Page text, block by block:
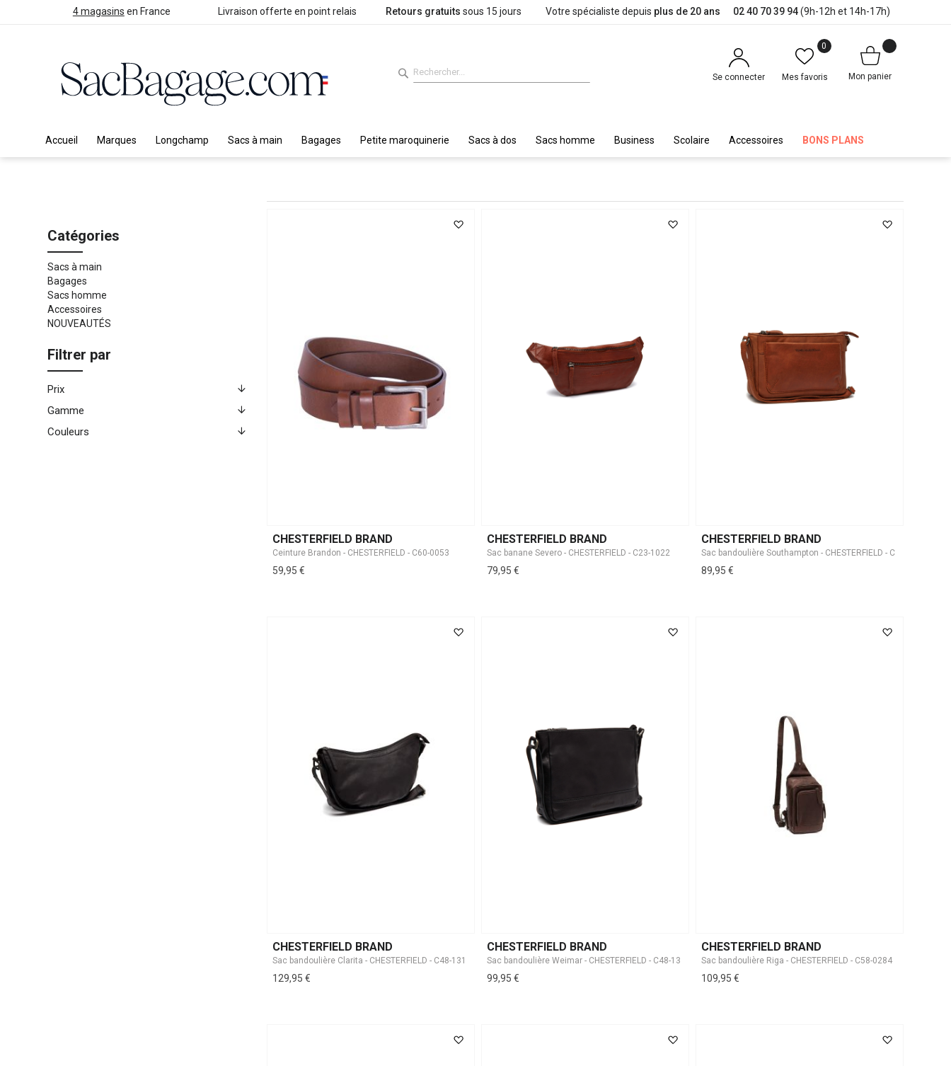
4 magasins en France Livraison offerte en point relais Retours gratuits sous 15 jours Votre spécialiste depuis plus de 20 ans 02 40 70 39 94(9h-12h et 14h-17h)
Se connecter
0
Mes favoris Mon panier
Accueil Marques Longchamp Sacs à main Bagages Petite maroquinerie Sacs à dos Sacs homme Business Scolaire Accessoires BONS PLANS
CHESTERFIELD BRAND
Ceinture Brandon - CHESTERFIELD - C60-0053
59,95 €
CHESTERFIELD BRAND
Sac banane Severo - CHESTERFIELD - C23-1022
79,95 €
CHESTERFIELD BRAND
89,95 €
CHESTERFIELD BRAND
129,95 €
CHESTERFIELD BRAND
99,95 €
CHESTERFIELD BRAND
Sac bandoulière Riga - CHESTERFIELD - C58-0284
109,95 €
Catégories
Sacs à main
Bagages
Sacs homme
Accessoires
NOUVEAUTÉS
Filtrer par
Prix
Gamme
Couleurs